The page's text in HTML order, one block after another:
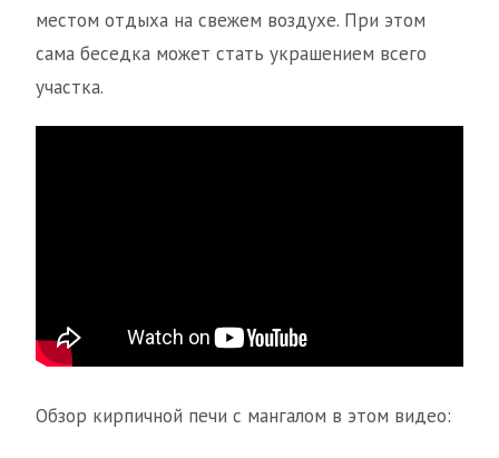
местом отдыха на свежем воздухе. При этом
сама беседка может стать украшением всего
участка.
Обзор кирпичной печи с мангалом в этом видео: